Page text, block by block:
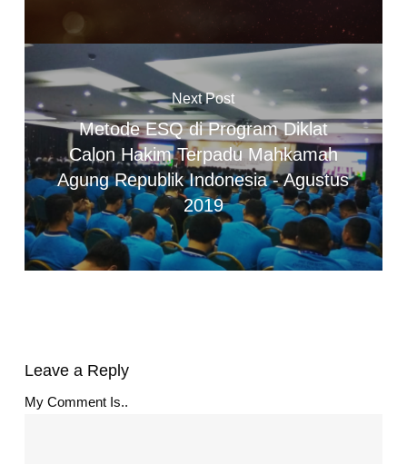
Next Post
Metode ESQ di Program Diklat
Calon Hakim Terpadu Mahkamah
Agung Republik Indonesia - Agustus
2019
Leave a Reply
My Comment Is..